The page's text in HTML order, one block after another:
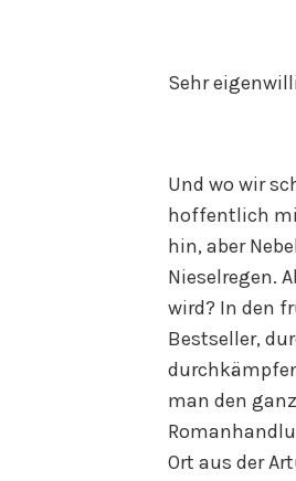
Sehr
Und wo wir
hoffentlich
hin, aber
Nieselregen.
wird? In den
Bestseller,
man den
Ort aus der